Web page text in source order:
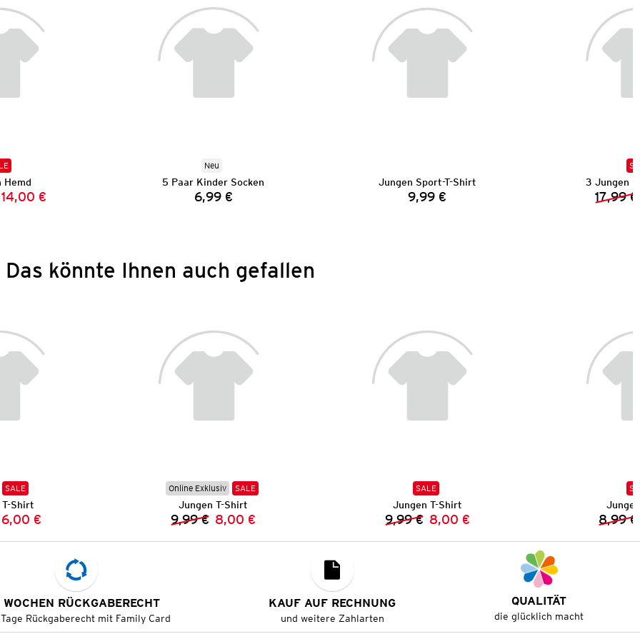
Hemd
Preis:
Preis:
14,00 €
Neu
5 Paar Kinder Socken
Preis:
6,99 €
Jungen Sport-T-Shirt
Preis:
9,99 €
3 Jungen
17,99 €
Das könnte Ihnen auch gefallen
SALE
Shirt
Preis:
Preis:
6,00 €
Online Exklusiv SALE
Jungen T-Shirt
Vorheriger Preis:
9,99 € Neuer Preis:
8,00 €
SALE
Jungen T-Shirt
Vorheriger Preis:
9,99 € Neuer Preis:
8,00 € 8,99 €
RÜCKGABERECHT
Rückgaberecht mit Family Card
KAUF AUF RECHNUNG
und weitere Zahlarten
QUALITÄT
die glücklich macht